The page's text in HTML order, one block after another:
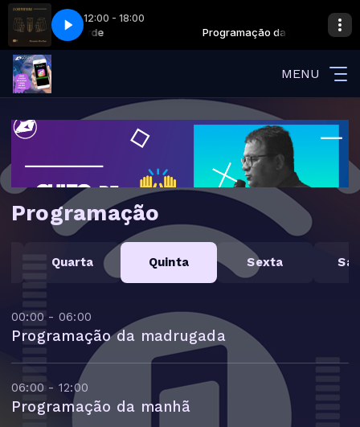
12:00 - 18:00
da tarde Programação da tarde
Vilas Boas - Jeremias 23 (Ao Vivo)Alessandro Vilas Boas -
MENU
Programação
Quarta Quinta Sexta
00:00 - 06:00
Programação da madrugada
06:00 - 12:00
Programação da manhã